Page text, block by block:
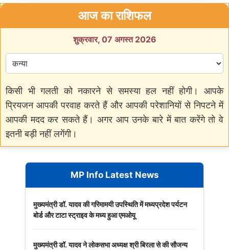
आज का राशिफल
शुक्रवार, 07 अगस्त 2026
किसी भी गलती को नकारने से समस्या हल नहीं होगी। आपके
प्रियजन आपकी परवाह करते हैं और आपकी परेशानियों से निपटने में
आपकी मदद कर सकते हैं। अगर आप उनके बारे में बात करेंगे तो वे
इतनी बड़ी नहीं लगेंगी।
MP Info Latest News
मुख्यमंत्री डॉ. यादव की गरिमामयी उपस्थिति में मध्यप्रदेश पर्यटन
बोर्ड और टाटा स्ट्राइव के मध्य हुआ एमओयू
मुख्यमंत्री डॉ. यादव ने लोकसभा अध्यक्ष श्री बिरला से की सौजन्य